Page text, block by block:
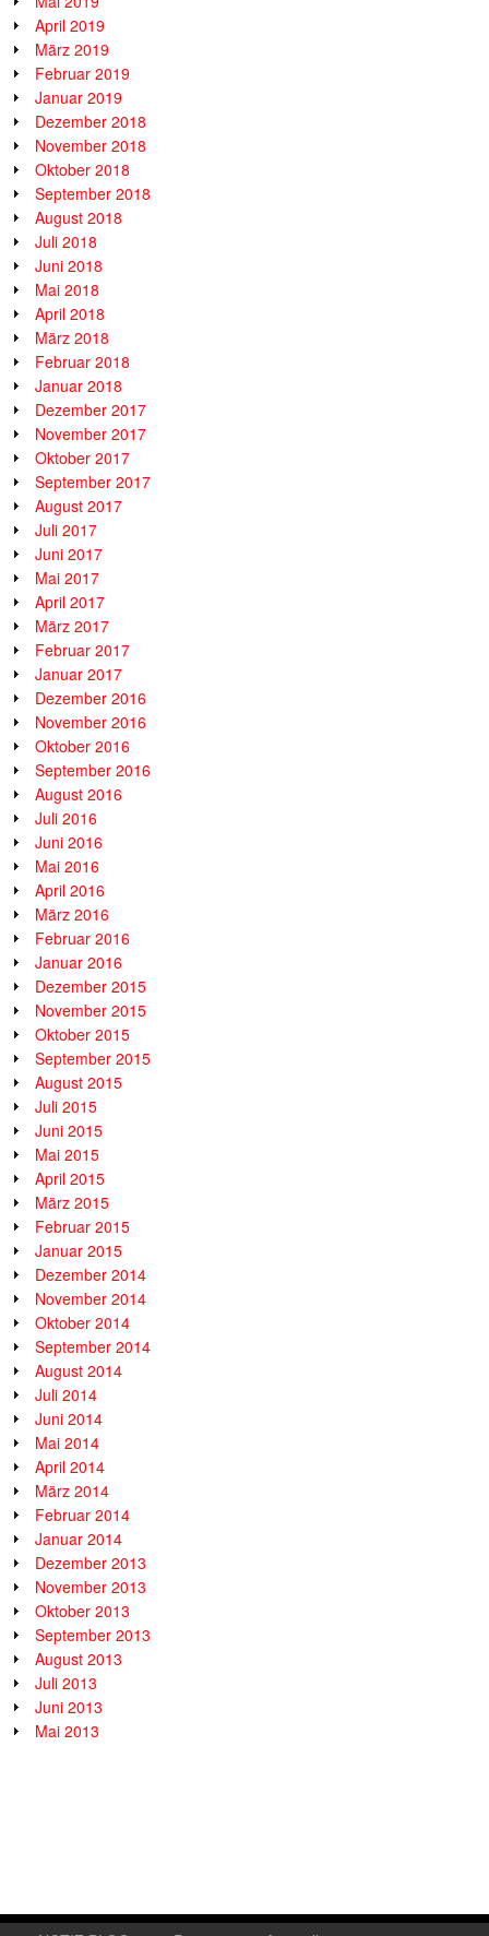
April 2019
März 2019
Februar 2019
Januar 2019
Dezember 2018
November 2018
Oktober 2018
September 2018
August 2018
Juli 2018
Juni 2018
Mai 2018
April 2018
März 2018
Februar 2018
Januar 2018
Dezember 2017
November 2017
Oktober 2017
September 2017
August 2017
Juli 2017
Juni 2017
Mai 2017
April 2017
März 2017
Februar 2017
Januar 2017
Dezember 2016
November 2016
Oktober 2016
September 2016
August 2016
Juli 2016
Juni 2016
Mai 2016
April 2016
März 2016
Februar 2016
Januar 2016
Dezember 2015
November 2015
Oktober 2015
September 2015
August 2015
Juli 2015
Juni 2015
Mai 2015
April 2015
März 2015
Februar 2015
Januar 2015
Dezember 2014
November 2014
Oktober 2014
September 2014
August 2014
Juli 2014
Juni 2014
Mai 2014
April 2014
März 2014
Februar 2014
Januar 2014
Dezember 2013
November 2013
Oktober 2013
September 2013
August 2013
Juli 2013
Juni 2013
Mai 2013